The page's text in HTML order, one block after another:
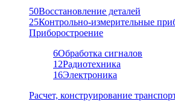
50Восстановление деталей
25Контрольно-измерительные
Приборостроение
6Обработка сигналов
12Радиотехника
16Электроника
Расчет, конструирование